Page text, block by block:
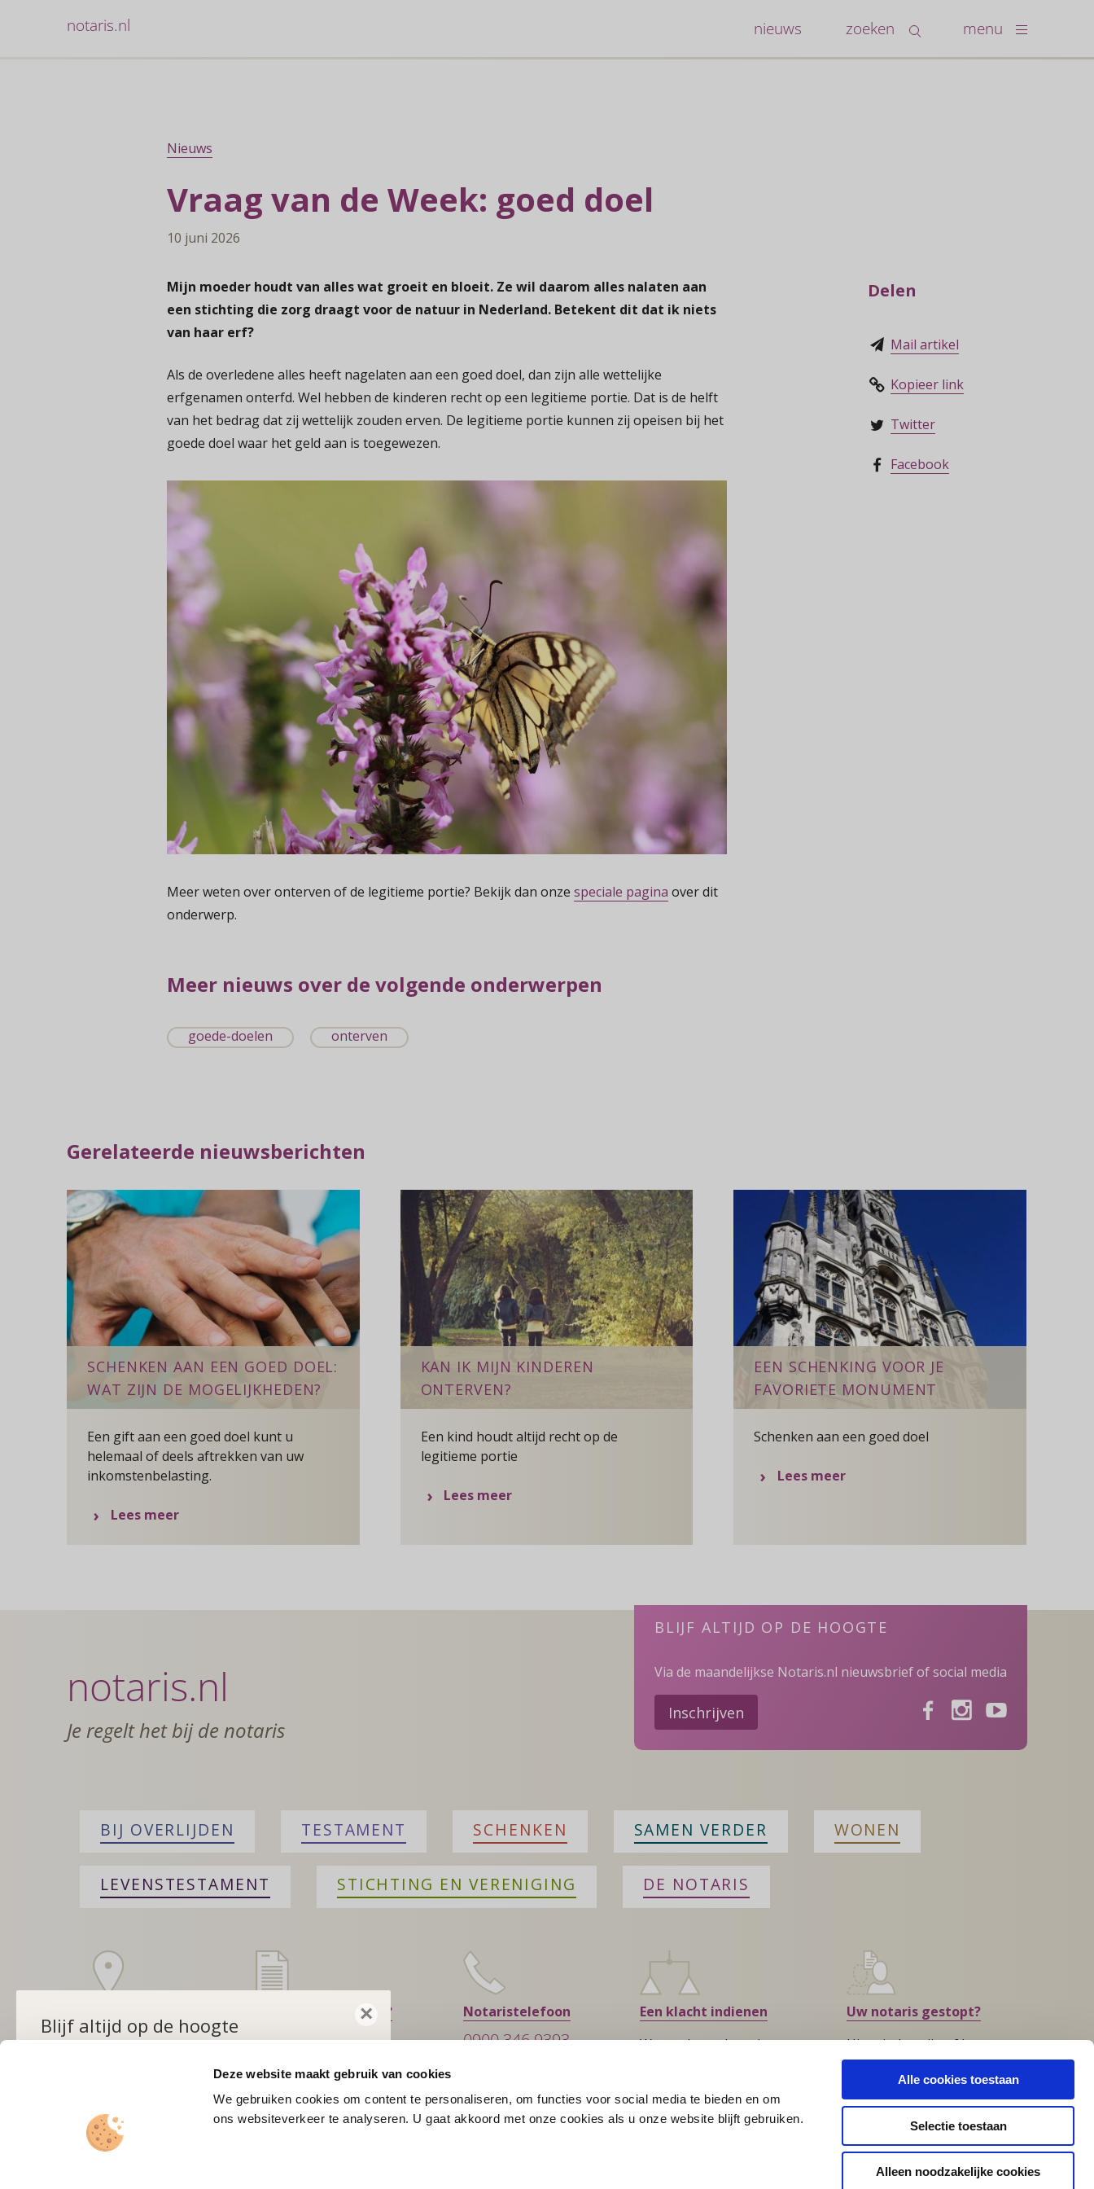
Deze website maakt gebruik van cookies
We gebruiken cookies om content te personaliseren, om functies voor social media te bieden en om
ons websiteverkeer te analyseren. U gaat akkoord met onze cookies als u onze website blijft gebruiken.
Alle cookies toestaan
Selectie toestaan
Alleen noodzakelijke cookies
notaris.nl nieuws zoeken menu
Nieuws
Vraag van de Week: goed doel
10 juni 2026
Mijn moeder houdt van alles wat groeit en bloeit. Ze wil daarom alles nalaten aan
een stichting die zorg draagt voor de natuur in Nederland. Betekent dit dat ik niets
van haar erf?
Als de overledene alles heeft nagelaten aan een goed doel, dan zijn alle wettelijke
erfgenamen onterfd. Wel hebben de kinderen recht op een legitieme portie. Dat is de helft
van het bedrag dat zij wettelijk zouden erven. De legitieme portie kunnen zij opeisen bij het
goede doel waar het geld aan is toegewezen.
Meer weten over onterven of de legitieme portie? Bekijk dan onze speciale pagina over dit
onderwerp.
Meer nieuws over de volgende onderwerpen
goede-doelen onterven
Delen
Mail artikel
Kopieer link
Twitter
Facebook
Gerelateerde nieuwsberichten
SCHENKEN AAN EEN GOED DOEL:
WAT ZIJN DE MOGELIJKHEDEN?
Een gift aan een goed doel kunt u
helemaal of deels aftrekken van uw
inkomstenbelasting.
Lees meerover
mogelijkheden?
KAN IK MIJN KINDEREN
ONTERVEN?
Een kind houdt altijd recht op de
legitieme portie
Lees meerover
EEN SCHENKING VOOR JE
FAVORIETE MONUMENT
Schenken aan een goed doel
Lees meerover
BLIJF ALTIJD OP DE HOOGTE
Via de maandelijkse Notaris.nl nieuwsbrief of social media
Inschrijven FacebookInstagram
Youtube
notaris.nl
Je regelt het bij de notaris
BIJ OVERLIJDEN TESTAMENT SCHENKEN SAMEN VERDER WONEN
LEVENSTESTAMENT STICHTING EN VERENIGING DE NOTARIS
Bij u in de buurt
Is er een testament?
Navragen bij het
Testamentenregister
Notaristelefoon
0900 346 9393
Een klacht indienen
Wat te doen als u niet
Uw notaris gestopt?
Hier vindt u zijn of haar
opvolger
×
Blijf altijd op de hoogte